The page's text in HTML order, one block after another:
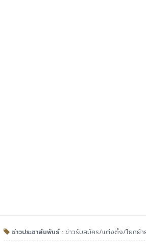
ข่าวประชาสัมพันธ์ : ข่าวรับสมัคร/แต่งตั้ง/โยกย้า